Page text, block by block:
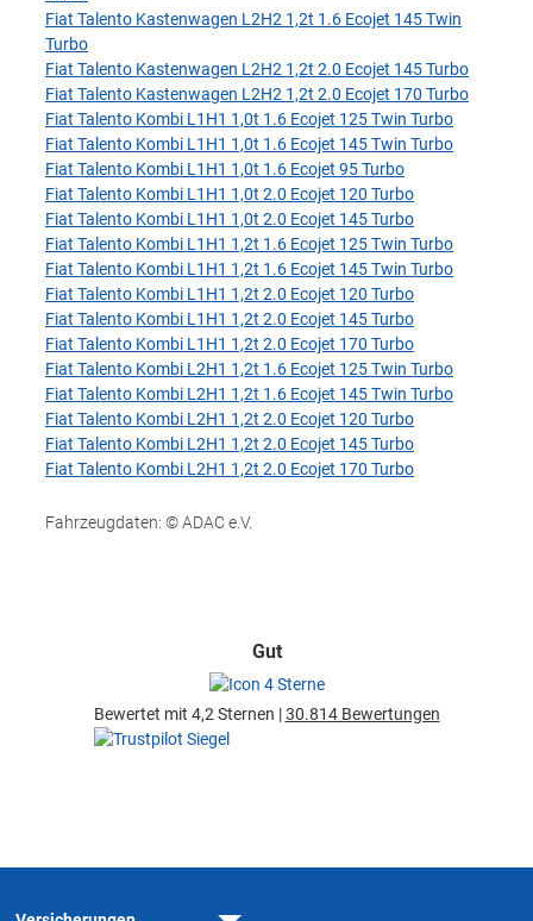
Fiat Talento Kastenwagen L2H2 1,2t 1.6 Ecojet 145 Twin
Turbo
Fiat Talento Kastenwagen L2H2 1,2t 2.0 Ecojet 145 Turbo
Fiat Talento Kastenwagen L2H2 1,2t 2.0 Ecojet 170 Turbo
Fiat Talento Kombi L1H1 1,0t 1.6 Ecojet 125 Twin Turbo
Fiat Talento Kombi L1H1 1,0t 1.6 Ecojet 145 Twin Turbo
Fiat Talento Kombi L1H1 1,0t 1.6 Ecojet 95 Turbo
Fiat Talento Kombi L1H1 1,0t 2.0 Ecojet 120 Turbo
Fiat Talento Kombi L1H1 1,0t 2.0 Ecojet 145 Turbo
Fiat Talento Kombi L1H1 1,2t 1.6 Ecojet 125 Twin Turbo
Fiat Talento Kombi L1H1 1,2t 1.6 Ecojet 145 Twin Turbo
Fiat Talento Kombi L1H1 1,2t 2.0 Ecojet 120 Turbo
Fiat Talento Kombi L1H1 1,2t 2.0 Ecojet 145 Turbo
Fiat Talento Kombi L1H1 1,2t 2.0 Ecojet 170 Turbo
Fiat Talento Kombi L2H1 1,2t 1.6 Ecojet 125 Twin Turbo
Fiat Talento Kombi L2H1 1,2t 1.6 Ecojet 145 Twin Turbo
Fiat Talento Kombi L2H1 1,2t 2.0 Ecojet 120 Turbo
Fiat Talento Kombi L2H1 1,2t 2.0 Ecojet 145 Turbo
Fiat Talento Kombi L2H1 1,2t 2.0 Ecojet 170 Turbo
Fahrzeugdaten: © ADAC e.V.
Gut
Bewertet mit 4,2 Sternen |30.814 Bewertungen